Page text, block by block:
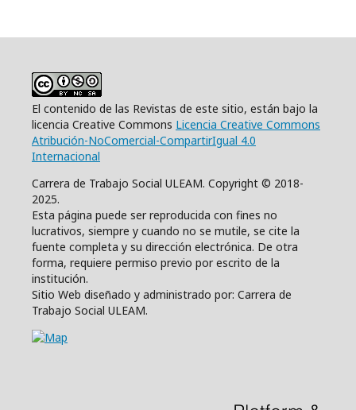
El contenido de las Revistas de este sitio, están bajo la
licencia Creative Commons Licencia Creative Commons
Atribución-NoComercial-CompartirIgual 4.0
Internacional
Carrera de Trabajo Social ULEAM. Copyright © 2018-
2025.
Esta página puede ser reproducida con fines no
lucrativos, siempre y cuando no se mutile, se cite la
fuente completa y su dirección electrónica. De otra
forma, requiere permiso previo por escrito de la
institución.
Sitio Web diseñado y administrado por: Carrera de
Trabajo Social ULEAM.